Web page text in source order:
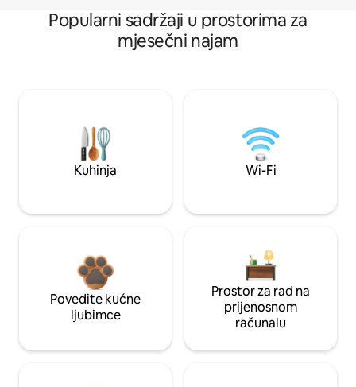
Popularni sadržaji u prostorima za
mjesečni najam
Kuhinja Wi-Fi
Povedite kućne
ljubimce
Prostor za rad na
prijenosnom
računalu